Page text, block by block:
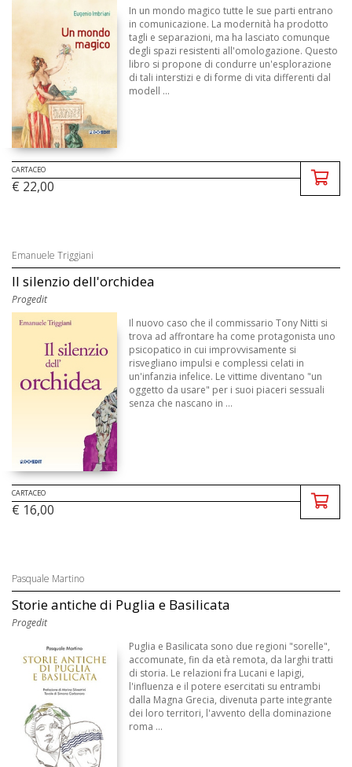
In un mondo magico tutte le sue parti entrano
in comunicazione. La modernità ha prodotto
tagli e separazioni, ma ha lasciato comunque
degli spazi resistenti all'omologazione. Questo
libro si propone di condurre un'esplorazione
di tali interstizi e di forme di vita differenti dal
modell ...
CARTACEO
€ 22,00
Emanuele Triggiani
Il silenzio dell'orchidea
Progedit
Il nuovo caso che il commissario Tony Nitti si
trova ad affrontare ha come protagonista uno
psicopatico in cui improvvisamente si
risvegliano impulsi e complessi celati in
un'infanzia infelice. Le vittime diventano "un
oggetto da usare" per i suoi piaceri sessuali
senza che nascano in ...
CARTACEO
€ 16,00
Pasquale Martino
Storie antiche di Puglia e Basilicata
Progedit
Puglia e Basilicata sono due regioni "sorelle",
accomunate, fin da età remota, da larghi tratti
di storia. Le relazioni fra Lucani e Iapigi,
l'influenza e il potere esercitati su entrambi
dalla Magna Grecia, divenuta parte integrante
dei loro territori, l'avvento della dominazione
roma ...